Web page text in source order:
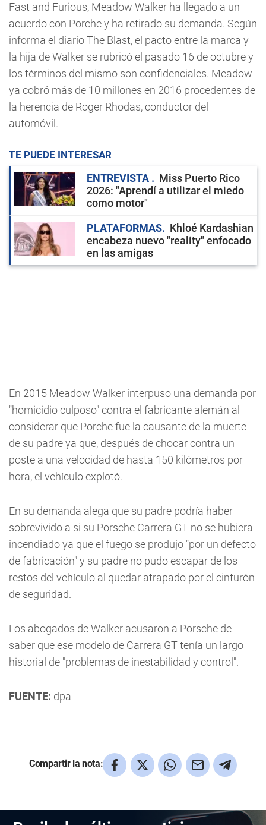
Fast and Furious, Meadow Walker ha llegado a un
acuerdo con Porche y ha retirado su demanda. Según
informa el diario The Blast, el pacto entre la marca y
la hija de Walker se rubricó el pasado 16 de octubre y
los términos del mismo son confidenciales. Meadow
ya cobró más de 10 millones en 2016 procedentes de
la herencia de Roger Rhodas, conductor del
automóvil.
TE PUEDE INTERESAR
ENTREVISTA
Miss Puerto Rico
2026: "Aprendí a utilizar el miedo
como motor"
PLATAFORMAS
Khloé Kardashian
encabeza nuevo "reality" enfocado
en las amigas
En 2015 Meadow Walker interpuso una demanda por
"homicidio culposo" contra el fabricante alemán al
considerar que Porche fue la causante de la muerte
de su padre ya que, después de chocar contra un
poste a una velocidad de hasta 150 kilómetros por
hora, el vehículo explotó.
En su demanda alega que su padre podría haber
sobrevivido a si su Porsche Carrera GT no se hubiera
incendiado ya que el fuego se produjo "por un defecto
de fabricación" y su padre no pudo escapar de los
restos del vehículo al quedar atrapado por el cinturón
de seguridad.
Los abogados de Walker acusaron a Porsche de
saber que ese modelo de Carrera GT tenía un largo
historial de "problemas de inestabilidad y control".
FUENTE: dpa
Compartir la nota: